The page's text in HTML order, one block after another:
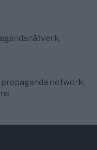
propaganda network,